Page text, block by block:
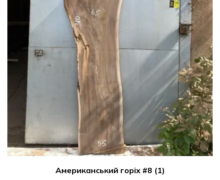
Американський горіх #8 (1)